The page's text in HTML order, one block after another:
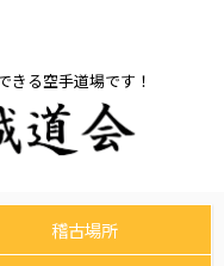
きる空手道場です！
稽古場所